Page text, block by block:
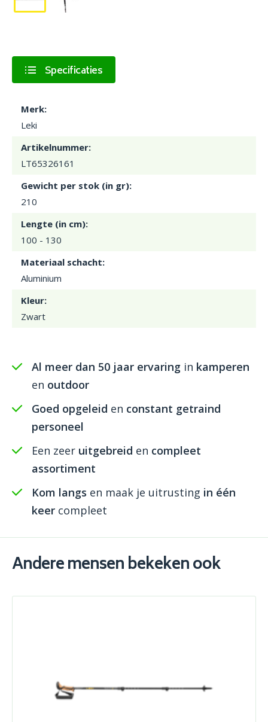
Specificaties
Merk:
Leki
Artikelnummer:
LT65326161
Gewicht per stok (in gr):
210
Lengte (in cm):
100 - 130
Materiaal schacht:
Aluminium
Kleur:
Zwart
Al meer dan 50 jaar ervaring in kamperen
en outdoor
Goed opgeleid en constant getraind
personeel
Een zeer uitgebreid en compleet
assortiment
Kom langs en maak je uitrusting in één
keer compleet
Andere mensen bekeken ook